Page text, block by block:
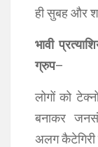
ही सुबह और
भावी
ग्रुप–
लोगों को
बनाकर
अलग कैटेगिरी